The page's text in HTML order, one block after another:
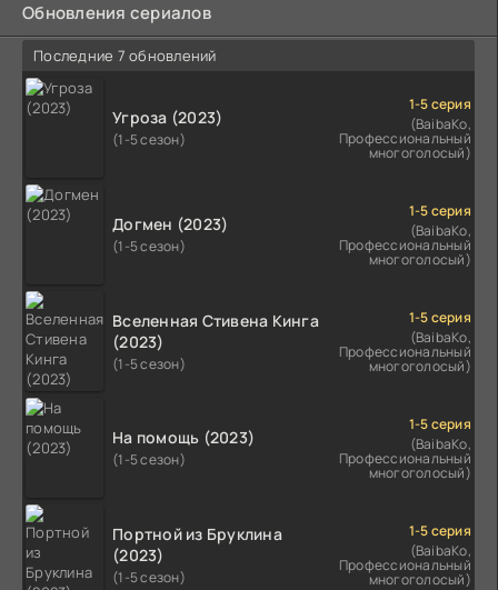
Обновления сериалов
Последние 7 обновлений
Угроза (2023)
(1-5 сезон)
1-5 серия
(BaibaKo,
Профессиональный
многоголосый)
Догмен (2023)
(1-5 сезон)
1-5 серия
(BaibaKo,
Профессиональный
многоголосый)
Вселенная Стивена Кинга
(2023)
(1-5 сезон)
1-5 серия
(BaibaKo,
Профессиональный
многоголосый)
На помощь (2023)
(1-5 сезон)
1-5 серия
(BaibaKo,
Профессиональный
многоголосый)
Портной из Бруклина
(2023)
(1-5 сезон)
1-5 серия
(BaibaKo,
Профессиональный
многоголосый)